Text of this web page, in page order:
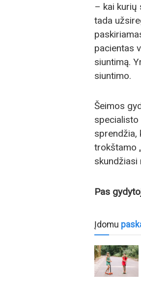
– kai kurių
tada
pacientas
siuntimą.
siuntimo.
Šeimos
specialisto
sprendžia,
trokštamo
skundžiasi
Pas
Įdomu